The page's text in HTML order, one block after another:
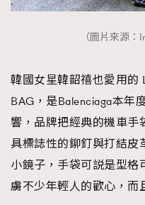
（圖片來源：
韓國女星韓韶禧也愛用的
BAG，是Balenciaga本年
響，品牌把經典的機車手
具標誌性的鉚釘與打結皮
小鏡子，手袋可説是型格
虜不少年輕人的歡心，而